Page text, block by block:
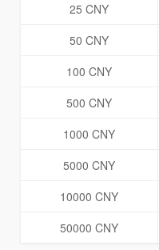
25 CNY
50 CNY
100 CNY
500 CNY
1000 CNY
5000 CNY
10000 CNY
50000 CNY